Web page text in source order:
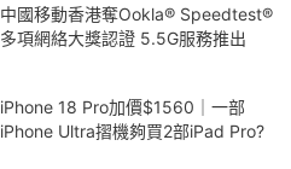
中國移動香港奪Ookla® Speedtest®
多項網絡大獎認證 5.5G服務推出
iPhone 18 Pro加價$1560｜一部
iPhone Ultra摺機夠買2部iPad Pro?